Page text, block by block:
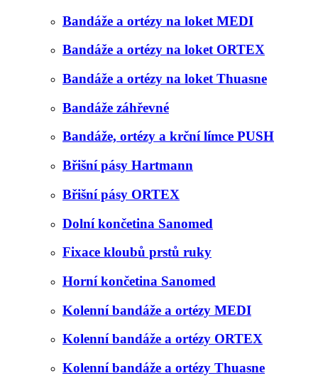
Bandáže a ortézy na loket MEDI
Bandáže a ortézy na loket ORTEX
Bandáže a ortézy na loket Thuasne
Bandáže záhřevné
Bandáže, ortézy a krční límce PUSH
Břišní pásy Hartmann
Břišní pásy ORTEX
Dolní končetina Sanomed
Fixace kloubů prstů ruky
Horní končetina Sanomed
Kolenní bandáže a ortézy MEDI
Kolenní bandáže a ortézy ORTEX
Kolenní bandáže a ortézy Thuasne